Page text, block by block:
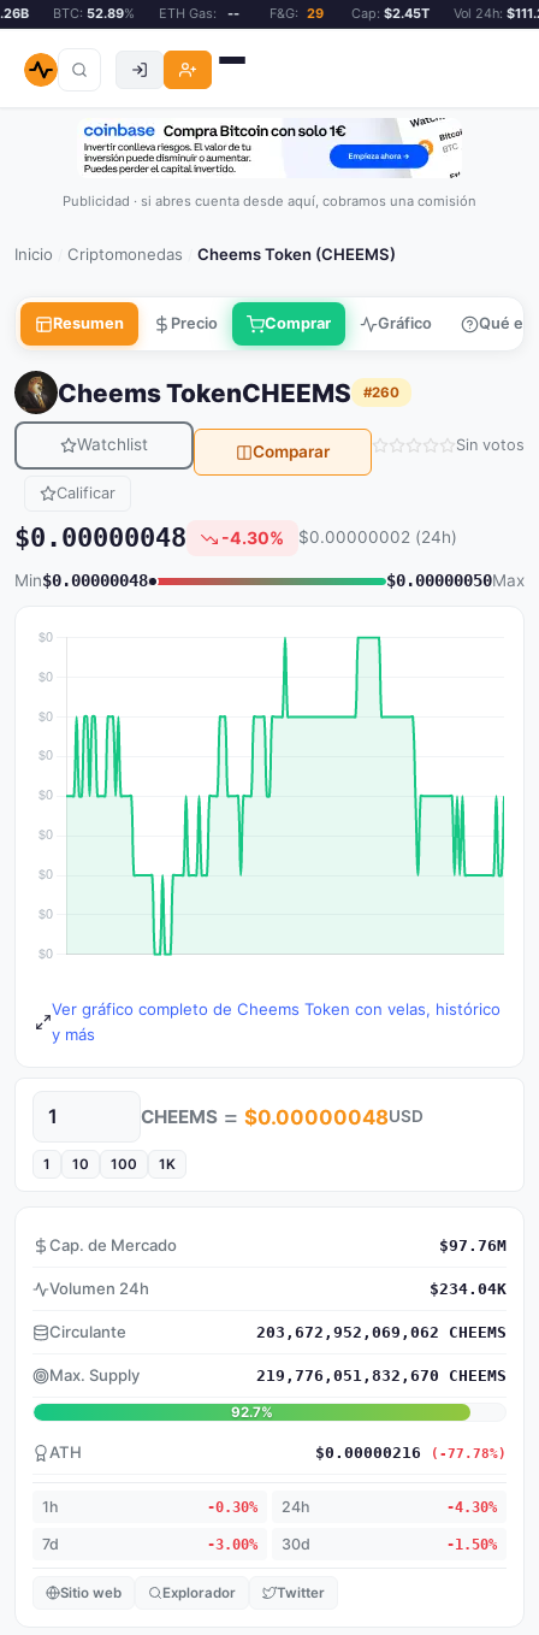
BTC:52.89% ETH Gas: -- F&G: 29 Cap:$2.45T Vol 24h:
Publicidad · si abres cuenta desde aquí, cobramos una comisión
Inicio Criptomonedas Cheems Token (CHEEMS)
Resumen Precio Comprar Gráfico Qué es
Cheems TokenCHEEMS #260
Watchlist Comparar Sin votos
Calificar
$0.00000048 -4.30% $0.00000002 (24h)
Min$0.00000048 $0.00000050Max
Ver gráfico completo de Cheems Token con velas, histórico
y más
Cantidad CHEEMS = $0.00000048USD
1 10 100 1K
Cap. de Mercado $97.76M
Volumen 24h $234.04K
Circulante 203,672,952,069,062 CHEEMS
Max. Supply 219,776,051,832,670 CHEEMS
92.7%
ATH $0.00000216 (-77.78%)
1h -0.30% 24h -4.30%
7d -3.00% 30d -1.50%
Sitio web Explorador Twitter